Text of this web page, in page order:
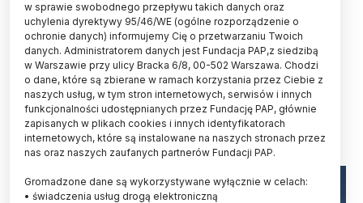
Polka pracująca przy misji
Artemis II: to już zdecydowany
sukces
ANNA BUGAJSKA
10.04.2026
aktualizacja: 10.04.2026
4 minuty czytania
w sprawie swobodnego przepływu takich danych oraz
uchylenia dyrektywy 95/46/WE (ogólne rozporządzenie o
ochronie danych) informujemy Cię o przetwarzaniu Twoich
danych. Administratorem danych jest Fundacja PAP,z siedzibą
w Warszawie przy ulicy Bracka 6/8, 00-502 Warszawa. Chodzi
o dane, które są zbierane w ramach korzystania przez Ciebie z
naszych usług, w tym stron internetowych, serwisów i innych
funkcjonalności udostępnianych przez Fundację PAP, głównie
zapisanych w plikach cookies i innych identyfikatorach
internetowych, które są instalowane na naszych stronach przez
nas oraz naszych zaufanych partnerów Fundacji PAP.
Gromadzone dane są wykorzystywane wyłącznie w celach:
• świadczenia usług drogą elektroniczną